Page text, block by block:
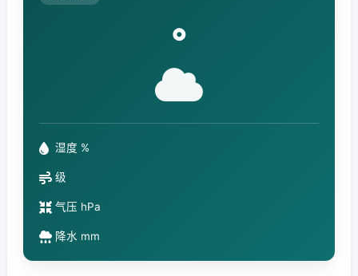
°
湿度 %
级
气压 hPa
降水 mm